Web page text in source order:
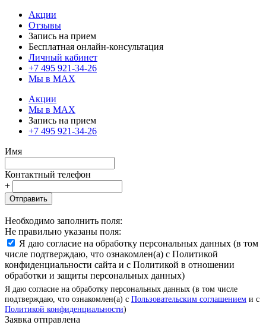
Акции
Отзывы
Запись на прием
Бесплатная онлайн-консультация
Личный кабинет
+7 495 921-34-26
Мы в MAX
Акции
Мы в MAX
Запись на прием
+7 495 921-34-26
Имя
Контактный телефон
+
Отправить
Необходимо заполнить поля:
Не правильно указаны поля:
Я даю согласие на обработку персональных данных (в том
числе подтверждаю, что ознакомлен(а) с Политикой
конфиденциальности сайта и с Политикой в отношении
обработки и защиты персональных данных)
Я даю согласие на обработку персональных данных (в том числе
подтверждаю, что ознакомлен(а) с Пользовательским соглашением и с
Политикой конфиденциальности)
Заявка отправлена